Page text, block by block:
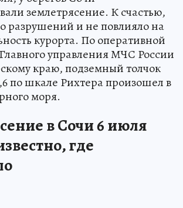
землетрясение. К счастью,
разрушений и не повлияло на
курорта. По оперативной
управления МЧС России
краю, подземный толчок
по шкале Рихтера произошел в
моря.
в Сочи 6 июля
где